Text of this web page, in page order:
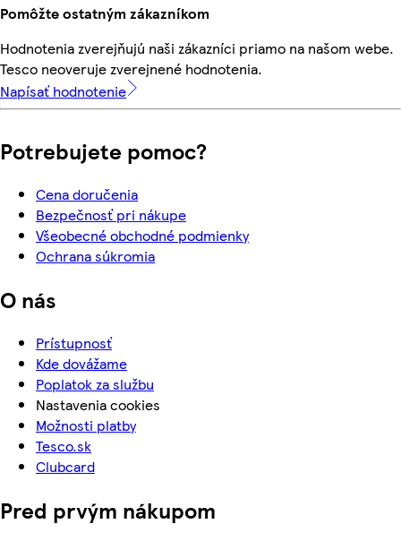
Pomôžte ostatným zákazníkom
Hodnotenia zverejňujú naši zákazníci priamo na našom webe.
Tesco neoveruje zverejnené hodnotenia.
Napísať hodnotenie
Potrebujete pomoc?
Cena doručenia
Bezpečnosť pri nákupe
Všeobecné obchodné podmienky
Ochrana súkromia
O nás
Prístupnosť
Kde dovážame
Poplatok za službu
Nastavenia cookies
Možnosti platby
Tesco.sk
Clubcard
Pred prvým nákupom